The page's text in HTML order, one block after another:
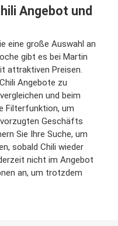
Angebot und
eine große Auswahl an
gibt es bei Martin
attraktiven Preisen.
Angebote zu
und beim
Filterfunktion, um
Geschäfts
Sie Ihre Suche, um
sobald Chili wieder
nicht im Angebot
an, um trotzdem